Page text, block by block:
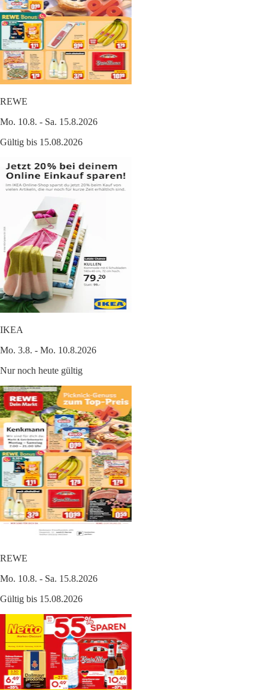
REWE
Mo. 10.8. - Sa. 15.8.2026
Gültig bis 15.08.2026
IKEA
Mo. 3.8. - Mo. 10.8.2026
Nur noch heute gültig
REWE
Mo. 10.8. - Sa. 15.8.2026
Gültig bis 15.08.2026